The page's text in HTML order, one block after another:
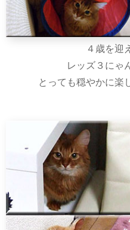
４歳を迎
レッズ３にゃ
とっても穏やかに楽